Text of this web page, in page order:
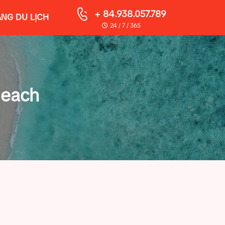
DU LỊCH + 84.938.057.789
24 / 7 / 365